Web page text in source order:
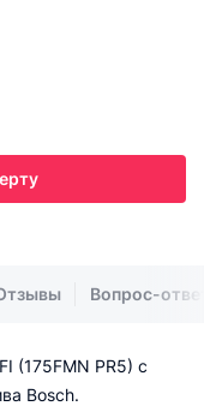
Вопрос-
(175FMN PR5) с
Bosch.